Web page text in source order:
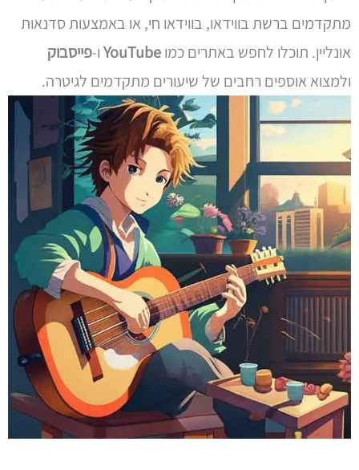
מתקדמים ברשת בווידאו, בווידאו חי, או באמצעות סדנאות
אונליין. תוכלו לחפש באתרים כמוYouTubeו-פייסבוק
ולמצוא אוספים רחבים של שיעורים מתקדמים לגיטרה.